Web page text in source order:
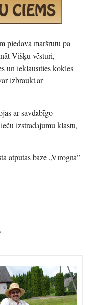
piedāvā maršrutu pa
Višķu vēsturi,
un ieklausīties kokles
izbraukt ar
ar savdabīgo
izstrādājumu klāstu,
atpūtas bāzē „Vīrogna”